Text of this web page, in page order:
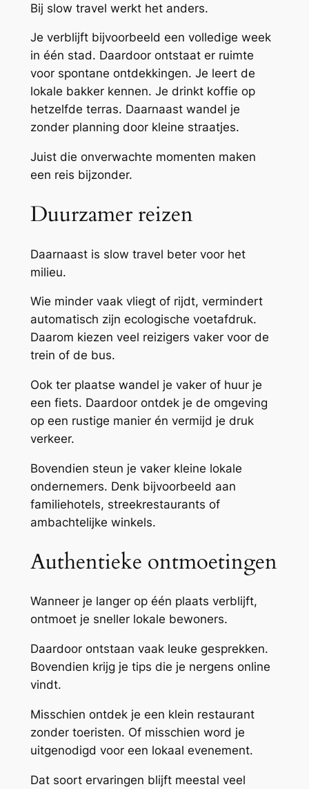
Bij slow travel werkt het anders.
Je verblijft bijvoorbeeld een volledige week
in één stad. Daardoor ontstaat er ruimte
voor spontane ontdekkingen. Je leert de
lokale bakker kennen. Je drinkt koffie op
hetzelfde terras. Daarnaast wandel je
zonder planning door kleine straatjes.
Juist die onverwachte momenten maken
een reis bijzonder.
Duurzamer reizen
Daarnaast is slow travel beter voor het
milieu.
Wie minder vaak vliegt of rijdt, vermindert
automatisch zijn ecologische voetafdruk.
Daarom kiezen veel reizigers vaker voor de
trein of de bus.
Ook ter plaatse wandel je vaker of huur je
een fiets. Daardoor ontdek je de omgeving
op een rustige manier én vermijd je druk
verkeer.
Bovendien steun je vaker kleine lokale
ondernemers. Denk bijvoorbeeld aan
familiehotels, streekrestaurants of
ambachtelijke winkels.
Authentieke ontmoetingen
Wanneer je langer op één plaats verblijft,
ontmoet je sneller lokale bewoners.
Daardoor ontstaan vaak leuke gesprekken.
Bovendien krijg je tips die je nergens online
vindt.
Misschien ontdek je een klein restaurant
zonder toeristen. Of misschien word je
uitgenodigd voor een lokaal evenement.
Dat soort ervaringen blijft meestal veel